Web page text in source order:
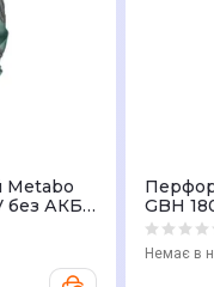
Metabo
без АКБ
GBH
бурів
Немає в